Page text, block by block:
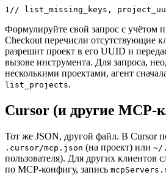
1// list_missing_keys, project_uuid
Формулируйте свой запрос с учётом
Checkout перечисли отсутствующие
разрешит проект в его UUID и
вызове инструмента. Для запроса,
несколькими проектами, агент
list_projects.
Cursor (и другие MCP-
Тот же JSON, другой файл. В Cursor
.cursor/mcp.json (на проект) или ~/
пользователя). Для других клиентов
по MCP-конфигу, запись